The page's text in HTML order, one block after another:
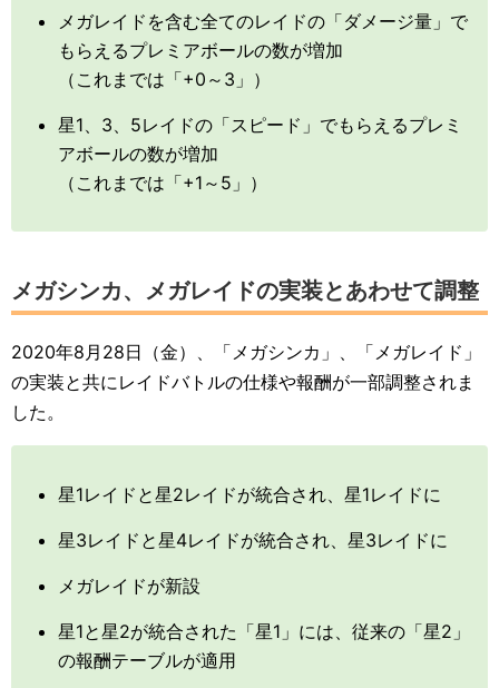
メガレイドを含む全てのレイドの「ダメージ量」で
もらえるプレミアボールの数が増加
（これまでは「+0～3」）
星1、3、5レイドの「スピード」でもらえるプレミ
アボールの数が増加
（これまでは「+1～5」）
メガシンカ、メガレイドの実装とあわせて調整
2020年8月28日（金）、「メガシンカ」、「メガレイド」
の実装と共にレイドバトルの仕様や報酬が一部調整されま
した。
星1レイドと星2レイドが統合され、星1レイドに
星3レイドと星4レイドが統合され、星3レイドに
メガレイドが新設
星1と星2が統合された「星1」には、従来の「星2」
の報酬テーブルが適用